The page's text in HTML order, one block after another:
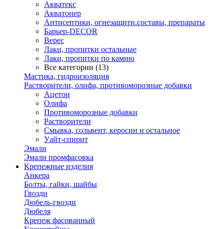
Акватекс
Акватонер
Антисептики, огнезащитн.составы, препараты
Барьер-DECOR
Верес
Лаки, пропитки остальные
Лаки, пропитки по камню
Все категории (13)
Мастика, гидроизоляция
Растворители, олифа, противоморозные добавки
Ацетон
Олифа
Противоморозные добавки
Растворители
Смывка, сольвент, керосин и остальное
Уайт-спирит
Эмали
Эмали промфасовка
Крепежные изделия
Анкера
Болты, гайки, шайбы
Гвозди
Дюбель-гвозди
Дюбеля
Крепеж фасованный